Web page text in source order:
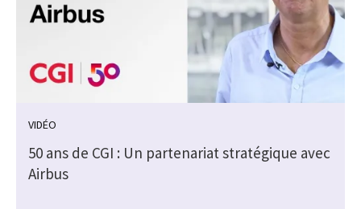
VIDÉO
50 ans de CGI : Un partenariat stratégique avec
Airbus